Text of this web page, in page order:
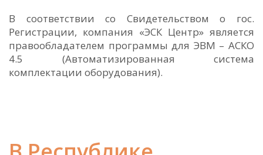
В соответствии со Свидетельством о гос.
Регистрации, компания «ЭСК Центр» является
правообладателем программы для ЭВМ – АСКО
4.5 (Автоматизированная система
комплектации оборудования).